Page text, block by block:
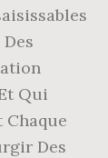
Qui
Chaque
Des